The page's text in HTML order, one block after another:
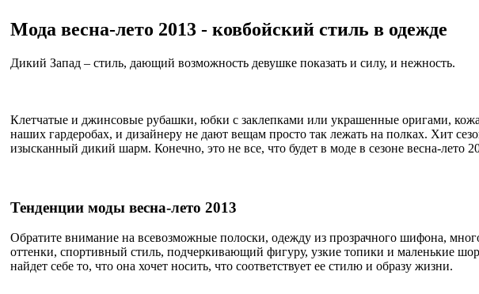
Мода весна-лето 2013 - ковбойский стиль в одежде
Дикий Запад – стиль, дающий возможность девушке показать и силу, и нежность.
Клетчатые и джинсовые рубашки, юбки с заклепками или украшенные оригами,
наших гардеробах, и дизайнеру не дают вещам просто так лежать на полках. Хит
изысканный дикий шарм. Конечно, это не все, что будет в моде в сезоне весна-лето
Тенденции моды весна-лето 2013
Обратите внимание на всевозможные полоски, одежду из прозрачного шифона,
оттенки, спортивный стиль, подчеркивающий фигуру, узкие топики и маленькие
найдет себе то, что она хочет носить, что соответствует ее стилю и образу жизни.